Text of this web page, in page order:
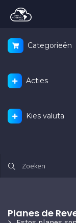
Categorieën
Acties
Kies valuta
Planes de